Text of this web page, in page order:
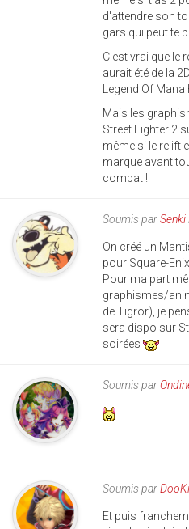
d'attendre son
gars qui peut te
C'est vrai que le
aurait été de la
Legend Of Mana
Mais les
Street Fighter 2
même si le relift
marque avant
combat !
Soumis parSenki
On créé un
pour Square-
Pour ma part
graphismes/
de Tigror), je
sera dispo sur
soirées
Soumis par
Soumis par
Et puis